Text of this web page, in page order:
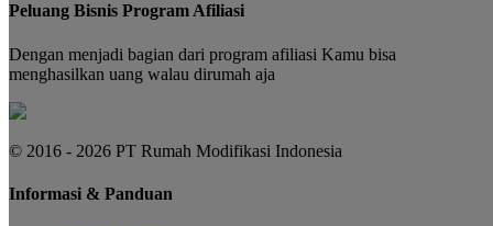
Peluang Bisnis Program Afiliasi
Dengan menjadi bagian dari program afiliasi Kamu bisa
menghasilkan uang walau dirumah aja
© 2016 - 2026 PT Rumah Modifikasi Indonesia
Informasi & Panduan